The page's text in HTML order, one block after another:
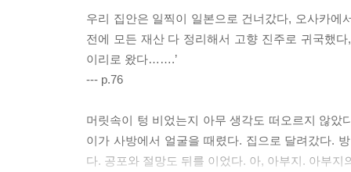
우리 집안은 일찍이 일본으로 건너갔다, 오사카
전에 모든 재산 다 정리해서 고향 진주로 귀국했
이리로 왔다…….’
--- p.76
머릿속이 텅 비었는지 아무 생각도 떠오르지 않
이가 사방에서 얼굴을 때렸다. 집으로 달려갔다.
다. 공포와 절망도 뒤를 이었다. 아, 아부지. 아부